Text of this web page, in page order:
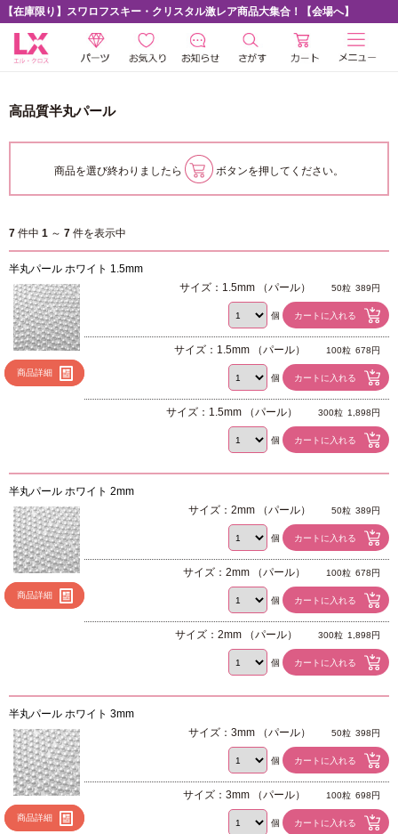
【在庫限り】スワロフスキー・クリスタル激レア商品大集合！【会場へ】
高品質半丸パール
商品を選び終わりましたら ボタンを押してください。
7 件中 1 ～ 7 件を表示中
半丸パール ホワイト 1.5mm
商品詳細
サイズ：1.5mm （パール） 50粒 389円
個
サイズ：1.5mm （パール） 100粒 678円
個
サイズ：1.5mm （パール） 300粒 1,898円
個
半丸パール ホワイト 2mm
商品詳細
サイズ：2mm （パール） 50粒 389円
個
サイズ：2mm （パール） 100粒 678円
個
サイズ：2mm （パール） 300粒 1,898円
個
半丸パール ホワイト 3mm
商品詳細
サイズ：3mm （パール） 50粒 398円
個
サイズ：3mm （パール） 100粒 698円
個